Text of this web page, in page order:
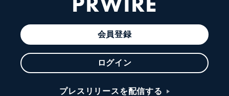
会員登録
ログイン
プレスリリースを配信する